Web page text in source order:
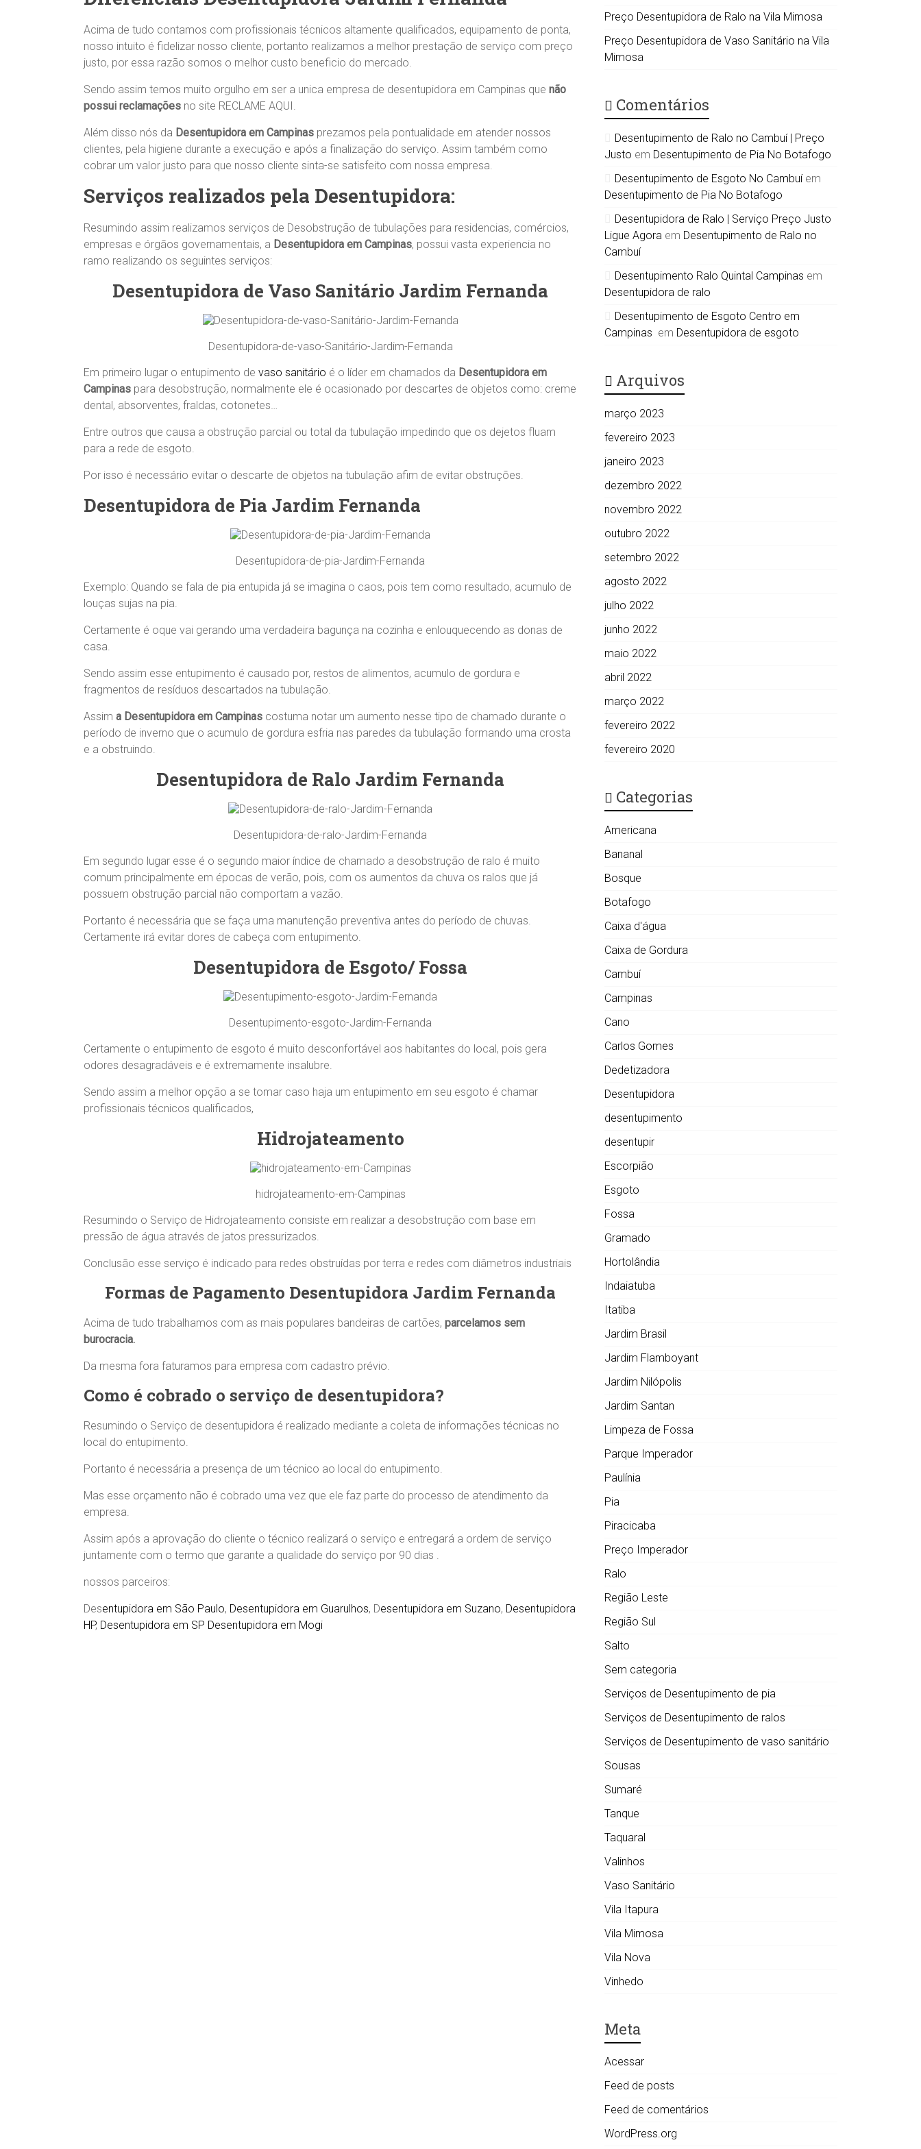
Acima de tudo contamos com profissionais técnicos altamente qualificados, equipamento de ponta,
nosso intuito é fidelizar nosso cliente, portanto realizamos a melhor prestação de serviço com preço
justo, por essa razão somos o melhor custo beneficio do mercado.
Sendo assim temos muito orgulho em ser a unica empresa de desentupidora em Campinas que não
possui reclamações no site RECLAME AQUI.
Além disso nós da Desentupidora em Campinas prezamos pela pontualidade em atender nossos
clientes, pela higiene durante a execução e após a finalização do serviço. Assim também como
cobrar um valor justo para que nosso cliente sinta-se satisfeito com nossa empresa.
Serviços realizados pela Desentupidora:
Resumindo assim realizamos serviços de Desobstrução de tubulações para residencias, comércios,
empresas e órgãos governamentais, a Desentupidora em Campinas, possui vasta experiencia no
ramo realizando os seguintes serviços:
Desentupidora de Vaso Sanitário Jardim Fernanda
Desentupidora-de-vaso-Sanitário-Jardim-Fernanda
Em primeiro lugar o entupimento de vaso sanitário é o líder em chamados da Desentupidora em
Campinas para desobstrução, normalmente ele é ocasionado por descartes de objetos como: creme
dental, absorventes, fraldas, cotonetes…
Entre outros que causa a obstrução parcial ou total da tubulação impedindo que os dejetos fluam
para a rede de esgoto.
Por isso é necessário evitar o descarte de objetos na tubulação afim de evitar obstruções.
Desentupidora de Pia Jardim Fernanda
Desentupidora-de-pia-Jardim-Fernanda
Exemplo: Quando se fala de pia entupida já se imagina o caos, pois tem como resultado, acumulo de
louças sujas na pia.
Certamente é oque vai gerando uma verdadeira bagunça na cozinha e enlouquecendo as donas de
casa.
Sendo assim esse entupimento é causado por, restos de alimentos, acumulo de gordura e
fragmentos de resíduos descartados na tubulação.
Assim a Desentupidora em Campinas costuma notar um aumento nesse tipo de chamado durante o
período de inverno que o acumulo de gordura esfria nas paredes da tubulação formando uma crosta
e a obstruindo.
Desentupidora de Ralo Jardim Fernanda
Desentupidora-de-ralo-Jardim-Fernanda
Em segundo lugar esse é o segundo maior índice de chamado a desobstrução de ralo é muito
comum principalmente em épocas de verão, pois, com os aumentos da chuva os ralos que já
possuem obstrução parcial não comportam a vazão.
Portanto é necessária que se faça uma manutenção preventiva antes do período de chuvas.
Certamente irá evitar dores de cabeça com entupimento.
Desentupidora de Esgoto/ Fossa
Desentupimento-esgoto-Jardim-Fernanda
Certamente o entupimento de esgoto é muito desconfortável aos habitantes do local, pois gera
odores desagradáveis e é extremamente insalubre.
Sendo assim a melhor opção a se tomar caso haja um entupimento em seu esgoto é chamar
profissionais técnicos qualificados,
Hidrojateamento
hidrojateamento-em-Campinas
Resumindo o Serviço de Hidrojateamento consiste em realizar a desobstrução com base em
pressão de água através de jatos pressurizados.
Conclusão esse serviço é indicado para redes obstruídas por terra e redes com diâmetros industriais
Formas de Pagamento Desentupidora Jardim Fernanda
Acima de tudo trabalhamos com as mais populares bandeiras de cartões, parcelamos sem
burocracia.
Da mesma fora faturamos para empresa com cadastro prévio.
Como é cobrado o serviço de desentupidora?
Resumindo o Serviço de desentupidora é realizado mediante a coleta de informações técnicas no
local do entupimento.
Portanto é necessária a presença de um técnico ao local do entupimento.
Mas esse orçamento não é cobrado uma vez que ele faz parte do processo de atendimento da
empresa.
Assim após a aprovação do cliente o técnico realizará o serviço e entregará a ordem de serviço
juntamente com o termo que garante a qualidade do serviço por 90 dias .
nossos parceiros:
Desentupidora em São Paulo, Desentupidora em Guarulhos, Desentupidora em Suzano, Desentupidora
HP, Desentupidora em SP Desentupidora em Mogi
Preço Desentupidora de Ralo na Vila Mimosa
Preço Desentupidora de Vaso Sanitário na Vila
Mimosa
Comentários
Desentupimento de Ralo no Cambuí | Preço
Justo em Desentupimento de Pia No Botafogo
Desentupimento de Esgoto No Cambuíem
Desentupimento de Pia No Botafogo
Desentupidora de Ralo | Serviço Preço Justo
Ligue Agora em Desentupimento de Ralo no
Cambuí
Desentupimento Ralo Quintal Campinas em
Desentupidora de ralo
Desentupimento de Esgoto Centro em
Campinas em Desentupidora de esgoto
Arquivos
março 2023
fevereiro 2023
janeiro 2023
dezembro 2022
novembro 2022
outubro 2022
setembro 2022
agosto 2022
julho 2022
junho 2022
maio 2022
abril 2022
março 2022
fevereiro 2022
fevereiro 2020
Categorias
Americana
Bananal
Bosque
Botafogo
Caixa d'água
Caixa de Gordura
Cambuí
Campinas
Cano
Carlos Gomes
Dedetizadora
Desentupidora
desentupimento
desentupir
Escorpião
Esgoto
Fossa
Gramado
Hortolândia
Indaiatuba
Itatiba
Jardim Brasil
Jardim Flamboyant
Jardim Nilópolis
Jardim Santan
Limpeza de Fossa
Parque Imperador
Paulínia
Pia
Piracicaba
Preço Imperador
Ralo
Região Leste
Região Sul
Salto
Sem categoria
Serviços de Desentupimento de pia
Serviços de Desentupimento de ralos
Serviços de Desentupimento de vaso sanitário
Sousas
Sumaré
Tanque
Taquaral
Valinhos
Vaso Sanitário
Vila Itapura
Vila Mimosa
Vila Nova
Vinhedo
Meta
Acessar
Feed de posts
Feed de comentários
WordPress.org